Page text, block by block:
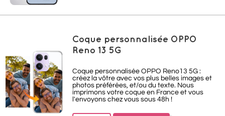
Coque personnalisée OPPO
Reno 13 5G
Coque personnalisée OPPO Reno13 5G :
créez la vôtre avec vos plus belles images et
photos préférées, et/ou du texte. Nous
imprimons votre coque en France et vous
l'envoyons chez vous sous 48h !